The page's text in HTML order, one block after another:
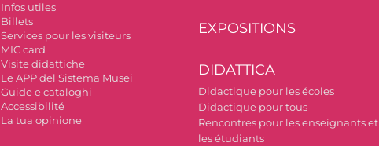
Infos utiles
Billets
Services pour les visiteurs
MIC card
Visite didattiche
Le APP del Sistema Musei
Guide e cataloghi
Accessibilité
La tua opinione
EXPOSITIONS
DIDATTICA
Didactique pour les écoles
Didactique pour tous
Rencontres pour les enseignants et
les étudiants